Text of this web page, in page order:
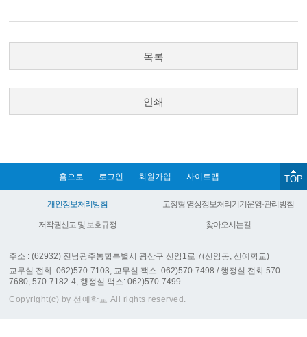
목록
인쇄
홈으로 로그인 회원가입 사이트맵 TOP
개인정보처리방침 고정형 영상정보처리기기운영·관리방침
저작권신고 및 보호규정 찾아오시는길
주소 : (62932) 전남광주통합특별시 광산구 선암1로 7(선암동, 선예학교)
교무실 전화: 062)570-7103, 교무실 팩스: 062)570-7498 / 행정실 전화:570-
7680, 570-7182-4, 행정실 팩스: 062)570-7499
Copyright(c) by 선예학교 All rights reserved.